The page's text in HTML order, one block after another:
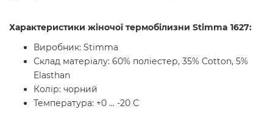
Характеристики жіночої термобілизни Stimma 1627:
Виробник: Stimma
Склад матеріалу: 60% поліестер, 35% Cotton, 5%
Elasthan
Колір: чорний
Температура: +0 ... -20 С